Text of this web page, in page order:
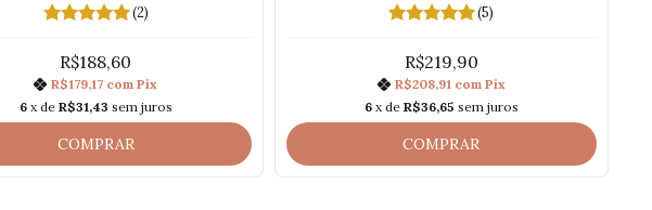
(2)
R$188,60
R$179,17 com Pix
6 x de R$31,43 sem juros
COMPRAR
(5)
R$219,90
R$208,91 com Pix
6 x de R$36,65 sem juros
COMPRAR